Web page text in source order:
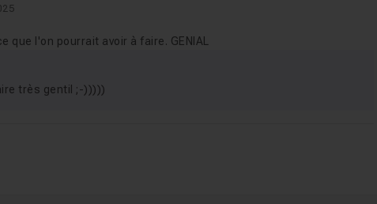
l'on pourrait avoir à faire. GENIAL
très gentil ;-)))))